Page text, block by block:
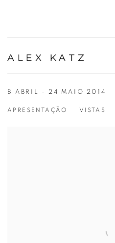
ALEX KATZ
8 ABRIL - 24 MAIO 2014
APRESENTAÇÃO VISTAS